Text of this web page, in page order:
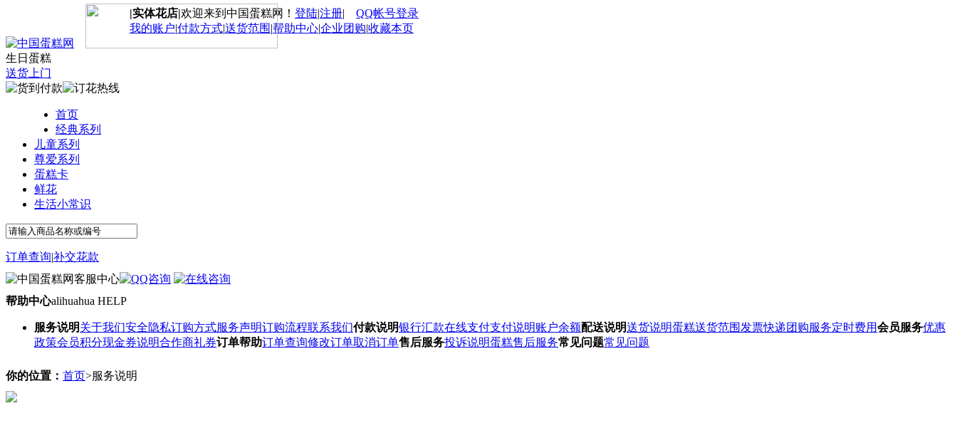
|实体花店|欢迎来到中国蛋糕网！ 登陆|注册|
QQ帐号登录
我的账户|付款方式|送货范围 |帮助中心|企业团购|收藏本页
生日蛋糕
送货上门
首页
经典系列
儿童系列
尊爱系列
蛋糕卡
鲜花
生活小常识
订单查询|补交花款
帮助中心alihuahua HELP
服务说明关于我们安全隐私订购方式服务声明订购流程联系我们付款说明银行汇款在线支付支付说明账户余额配送说明送货说明蛋糕送货范围 发票快递团购服务定时费用会员服务优惠
政策会员积分现金券说明合作商礼券订单帮助订单查询修改订单取消订单售后服务投诉说明蛋糕售后服务常见问题常见问题
你的位置： 首页>服务说明